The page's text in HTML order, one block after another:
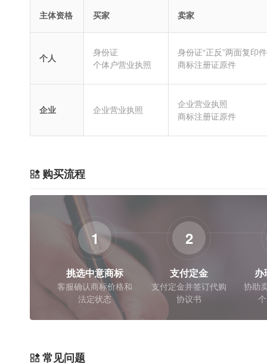
主体资格 买家 卖家
个人
身份证
个体户营业执照
身份证“正反”两面复印件
商标注册证原件
企业 企业营业执照
企业营业执照
商标注册证原件
购买流程
1
挑选中意商标
客服确认商标价格和
法定状态
2
支付定金
支付定金并签订代购
协议书
办
协助
常见问题